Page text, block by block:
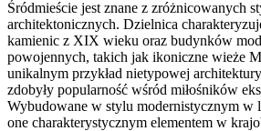
Śródmieście jest znane z zróżnicowanych
architektonicznych. Dzielnica
kamienic z XIX wieku oraz budynków
powojennych, takich jak ikoniczne wieże
unikalnym przykład nietypowej
zdobyły popularność wśród miłośników
Wybudowane w stylu modernistycznym w
one charakterystycznym elementem w